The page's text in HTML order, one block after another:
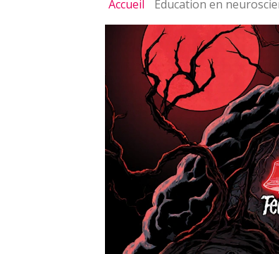
Accueil Éducation en